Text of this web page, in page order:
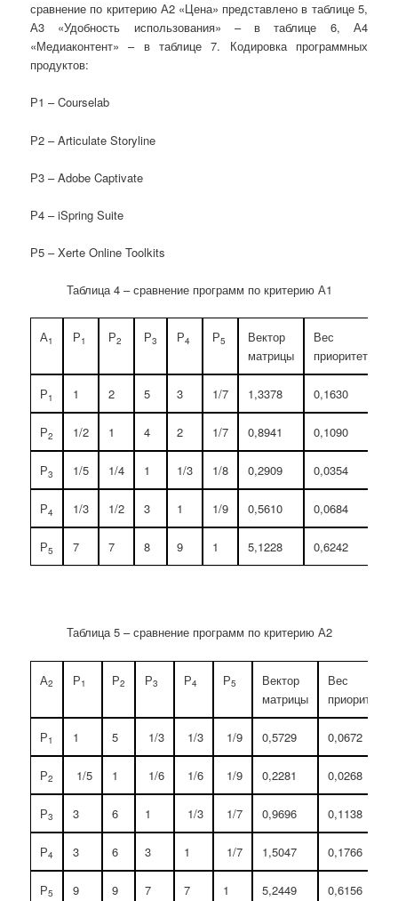
сравнение по критерию А2 «Цена» представлено в таблице 5,
А3 «Удобность использования» – в таблице 6, А4
«Медиаконтент» – в таблице 7. Кодировка программных
продуктов:
Р1 – Courselab
Р2 – Articulate Storyline
Р3 – Adobe Captivate
Р4 – iSpring Suite
Р5 – Xerte Online Toolkits
Таблица 4 – сравнение программ по критерию А1
А1 Р1 Р2 Р3 Р4 Р5
Вектор
матрицы
Вес
приоритетов
Р1 1 2 5 3 1/7 1,3378 0,1630
Р2 1/2 1 4 2 1/7 0,8941 0,1090
Р3 1/5 1/4 1 1/3 1/8 0,2909 0,0354
Р4 1/3 1/2 3 1 1/9 0,5610 0,0684
Р5 7 7 8 9 1 5,1228 0,6242
Таблица 5 – сравнение программ по критерию А2
А2 Р1 Р2 Р3 Р4 Р5
Вектор
матрицы
Вес
приоритетов
Р1 1 5 1/3 1/3 1/9 0,5729 0,0672
Р2 1/5 1 1/6 1/6 1/9 0,2281 0,0268
Р3 3 6 1 1/3 1/7 0,9696 0,1138
Р4 3 6 3 1 1/7 1,5047 0,1766
Р5 9 9 7 7 1 5,2449 0,6156